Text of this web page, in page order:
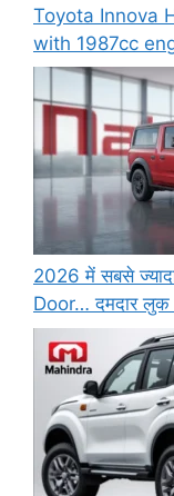
Toyota Innova
with 1987cc
2026 में सबसे
Door… दमदार